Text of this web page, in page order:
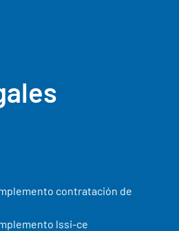
contratación de
lssi-ce